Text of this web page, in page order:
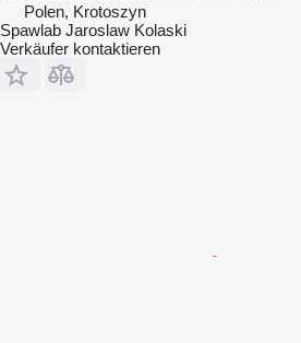
Polen, Krotoszyn
Spawlab Jaroslaw Kolaski
Verkäufer kontaktieren